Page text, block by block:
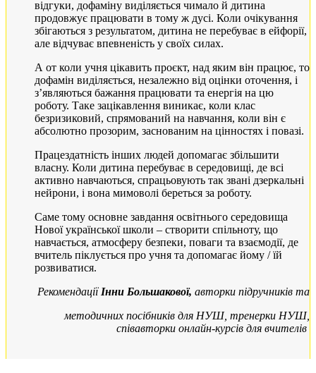
відгуки, дофаміну виділяється чимало й дитина
продовжує працювати в тому ж дусі. Коли очікування
збігаються з результатом, дитина не перебуває в ейфорії,
але відчуває впевненість у своїх силах.
А от коли учня цікавить проєкт, над яким він працює, то
дофамін виділяється, незалежно від оцінки оточення, і
з’являються бажання працювати та енергія на цю
роботу. Таке зацікавлення виникає, коли клас
безризиковий, спрямований на навчання, коли він є
абсолютно прозорим, заснованим на цінностях і повазі.
Працездатність інших людей допомагає збільшити
власну. Коли дитина перебуває в середовищі, де всі
активно навчаються, спрацьовують так звані дзеркальні
нейрони, і вона мимоволі береться за роботу.
Саме тому основне завдання освітнього середовища
Нової української школи – створити спільноту, що
навчається, атмосферу безпеки, поваги та взаємодії, де
вчитель піклується про учня та допомагає йому / їй
розвиватися.
РекомендаціїІнни Большакової, авторки підручників та
методичних посібників для НУШ, тренерки НУШ,
співавторки онлайн-курсів для вчителів